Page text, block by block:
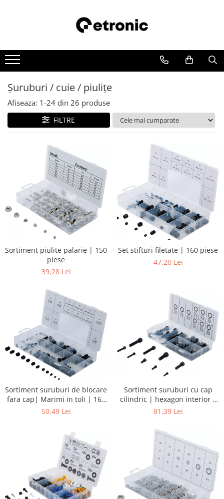
Şuruburi / cuie / piuliţe
Afiseaza: 1-24 din 26 produse
FILTRE
Sortiment piulite palarie | 150
piese
39,28 Lei
Set stifturi filetate | 160 piese
47,20 Lei
Sortiment suruburi de blocare
fara cap| Marimi in toli | 160
piese
50,49 Lei
Sortiment suruburi cu cap
cilindric | hexagon interior |
106 piese
81,39 Lei